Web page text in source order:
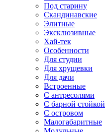
Под старину
Скандинавские
Элитные
Эксклюзивные
Хай-тек
Особенности
Для студии
Для хрущевки
Для дачи
Встроенные
С антресолями
С барной стойкой
С островом
Малогабаритные